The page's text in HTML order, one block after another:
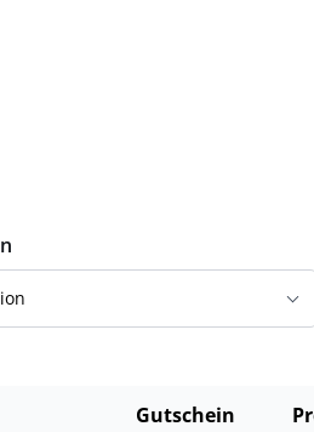
Gutschein